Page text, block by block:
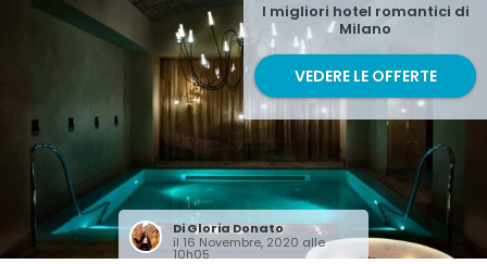
DiGloria Donato
il 16 Novembre, 2020 alle
10h05
I migliori hotel romantici di
Milano
VEDERE LE OFFERTE